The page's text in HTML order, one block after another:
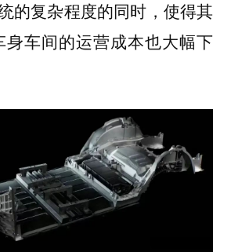
的复杂程度的同时，使得其
车间的运营成本也大幅下